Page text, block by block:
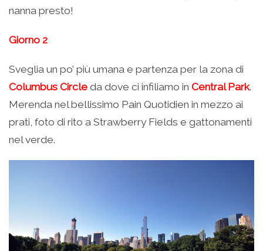
nanna presto!
Giorno 2
Sveglia un po’ più umana e partenza per la zona di
Columbus Circle da dove ci infiliamo in Central Park.
Merenda nel bellissimo Pain Quotidien in mezzo ai
prati, foto di rito a Strawberry Fields e gattonamenti
nel verde.